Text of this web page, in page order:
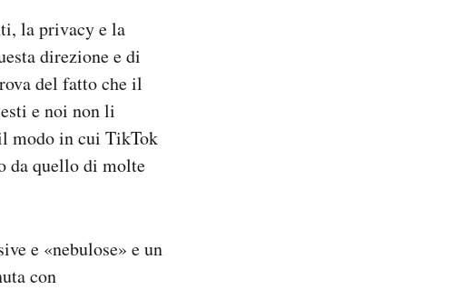
la privacy e la
direzione e di
del fatto che il
e noi non li
modo in cui TikTok
da quello di molte
e «nebulose» e un
con